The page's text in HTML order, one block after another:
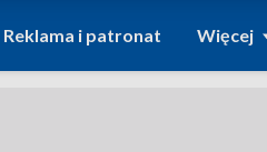
Reklama i patronat Więcej